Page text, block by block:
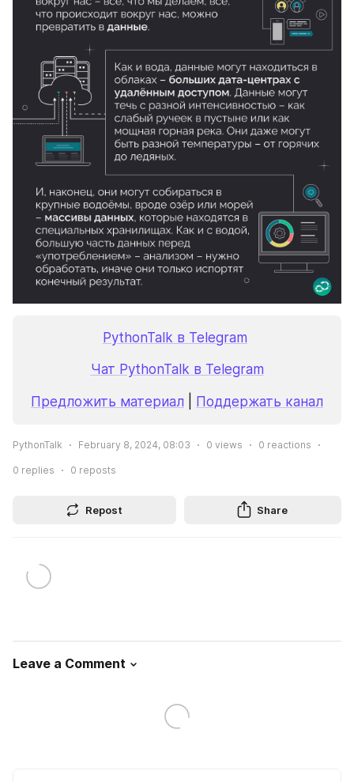
PythonTalk в Telegram
Чат PythonTalk в Telegram
Предложить материал Поддержать канал
PythonTalk February 8, 2024, 08:03 0 views 0 reactions
0 replies 0 reposts
Repost Share
Leave a Comment